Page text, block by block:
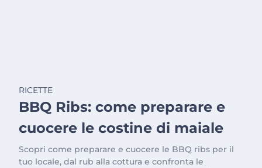
RICETTE
BBQ Ribs: come preparare e
cuocere le costine di maiale
Scopri come preparare e cuocere le BBQ ribs per il
tuo locale, dal rub alla cottura e confronta le